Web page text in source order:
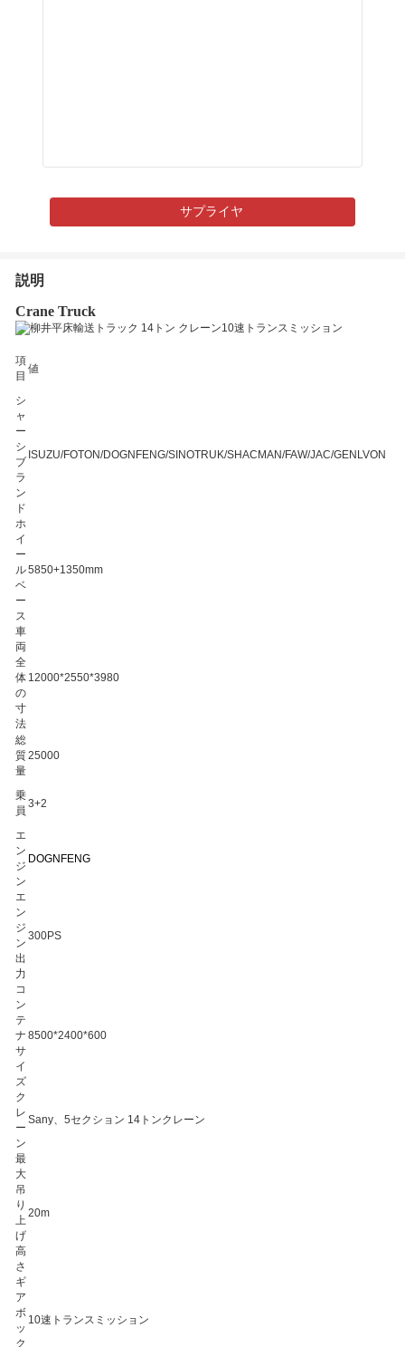
サプライヤ
説明
Crane Truck
項
目
値
シ
ャ
ー
シ
ブ
ラ
ン
ド
ISUZU/FOTON/DOGNFENG/SINOTRUK/SHACMAN/FAW/JAC/GENLVON
ホ
イ
ー
ル
ベ
ー
ス
5850+1350mm
車
両
全
体
の
寸
法
12000*2550*3980
総
質
量
25000
乗
員
3+2
エ
ン
ジ
ン
DOGNFENG
エ
ン
ジ
ン
出
力
300PS
コ
ン
テ
ナ
サ
イ
ズ
8500*2400*600
ク
レ
ー
ン
Sany、5セクション 14トンクレーン
最
大
吊
り
上
げ
高
さ
20m
ギ
ア
ボ
ッ
ク
10速トランスミッション